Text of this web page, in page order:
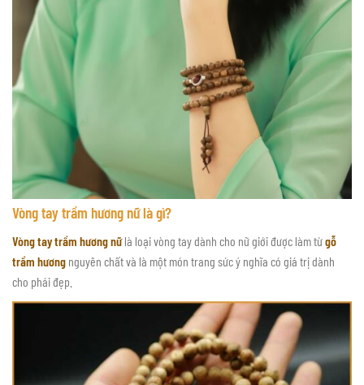
Vòng tay trầm hương nữ là gì?
Vòng tay trầm hương nữlà loại vòng tay dành cho nữ giới được làm từgỗ
trầm hương nguyên chất và là một món trang sức ý nghĩa có giá trị dành
cho phái đẹp.